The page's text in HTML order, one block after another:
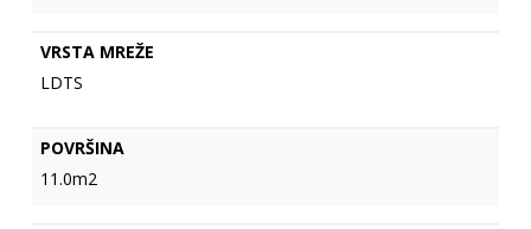
VRSTA MREŽE
LDTS
POVRŠINA
11.0m2